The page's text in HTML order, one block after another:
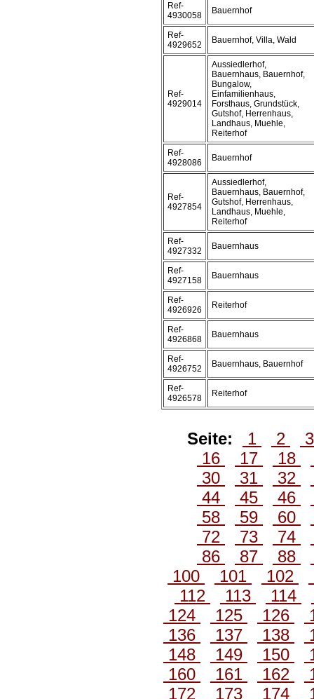
Ref-
4930058
Bauernhof
Ref-
4929652
Bauernhof, Villa, Wald
Ref-
4929014
Aussiedlerhof,
Bauernhaus, Bauernhof,
Bungalow,
Einfamilienhaus,
Forsthaus, Grundstück,
Gutshof, Herrenhaus,
Landhaus, Muehle,
Reiterhof
Ref-
4928086
Bauernhof
Ref-
4927854
Aussiedlerhof,
Bauernhaus, Bauernhof,
Gutshof, Herrenhaus,
Landhaus, Muehle,
Reiterhof
Ref-
4927332
Bauernhaus
Ref-
4927158
Bauernhaus
Ref-
4926926
Reiterhof
Ref-
4926868
Bauernhaus
Ref-
4926752
Bauernhaus, Bauernhof
Ref-
4926578
Reiterhof
Seite: 1 2
16
17 18
30
31 32
44
45 46
58
59 60
72
73 74
86
87 88
100
101 102
112
113 114
124
125 126
136
137 138
148
149 150
160
161 162
172
173 174